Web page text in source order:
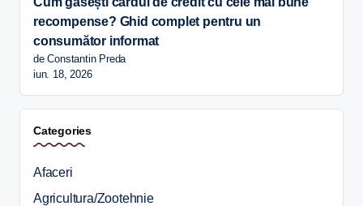
recompense? Ghid complet pentru un
consumător informat
de Constantin Preda
iun. 18, 2026
Categories
Afaceri
Agricultura/Zootehnie